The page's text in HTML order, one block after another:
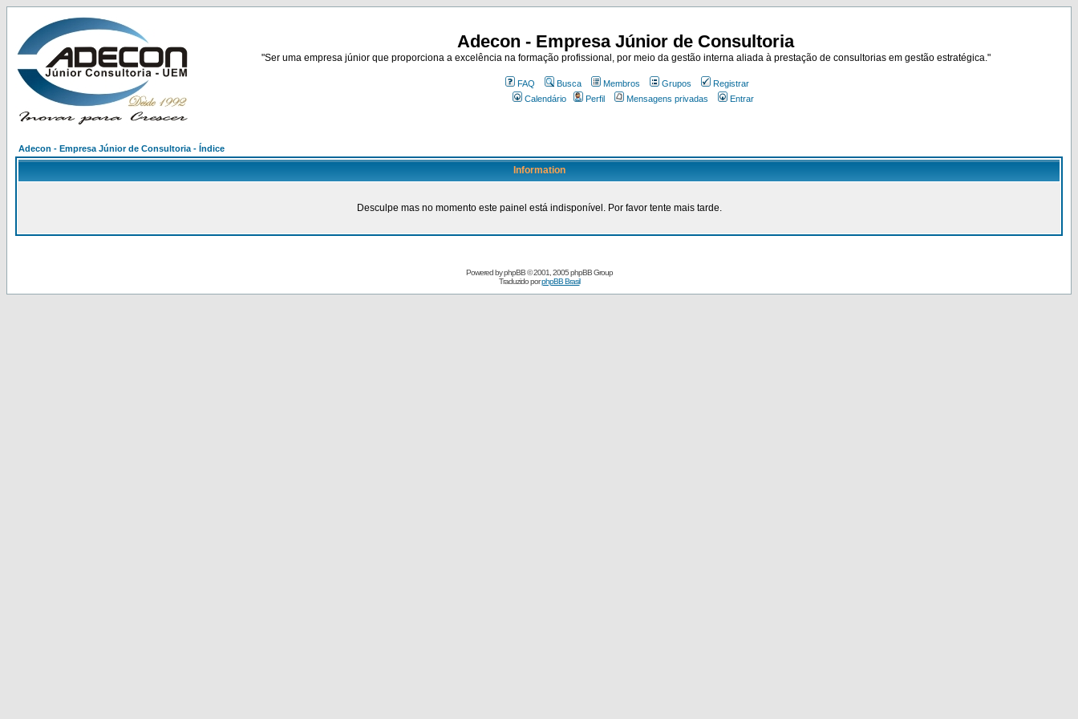
Adecon - Empresa Júnior de Consultoria
"Ser uma empresa júnior que proporciona a excelência na formação profissional, por meio da gestão interna aliada à prestação de consultorias em gestão estratégica."
FAQ Busca Membros Grupos
Registrar
Calendário
Perfil Mensagens privadas Entrar
Adecon - Empresa Júnior de Consultoria - Índice
Information
Desculpe mas no momento este painel está indisponível. Por favor tente mais tarde.
Powered byphpBB© 2001, 2005 phpBB Group
Traduzido porphpBB Brasil